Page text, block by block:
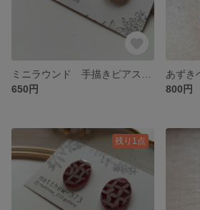
650円
800円
残り1点